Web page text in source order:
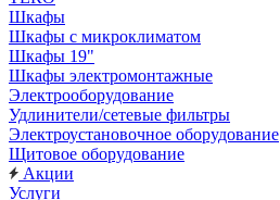
Шкафы
Шкафы с микроклиматом
Шкафы 19"
Шкафы электромонтажные
Электрооборудование
Удлинители/сетевые фильтры
Электроустановочное оборудование
Щитовое оборудование
Акции
Услуги